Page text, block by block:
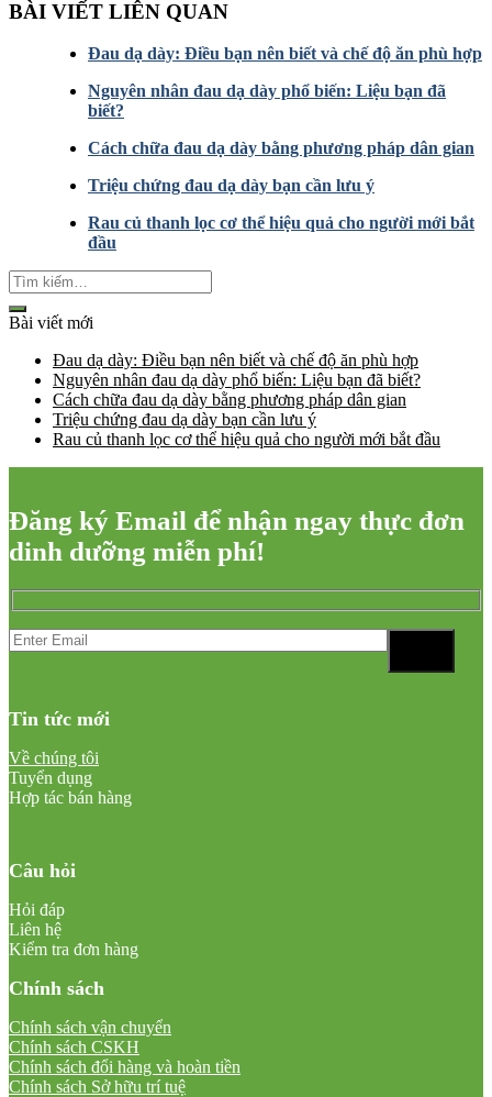
BÀI VIẾT LIÊN QUAN
Đau dạ dày: Điều bạn nên biết và chế độ ăn phù hợp
Nguyên nhân đau dạ dày phổ biến: Liệu bạn đã
biết?
Cách chữa đau dạ dày bằng phương pháp dân gian
Triệu chứng đau dạ dày bạn cần lưu ý
Rau củ thanh lọc cơ thể hiệu quả cho người mới bắt
đầu
Bài viết mới
Đau dạ dày: Điều bạn nên biết và chế độ ăn phù hợp
Nguyên nhân đau dạ dày phổ biến: Liệu bạn đã biết?
Cách chữa đau dạ dày bằng phương pháp dân gian
Triệu chứng đau dạ dày bạn cần lưu ý
Rau củ thanh lọc cơ thể hiệu quả cho người mới bắt đầu
Đăng ký Email để nhận ngay thực đơn
dinh dưỡng miễn phí!
Tin tức mới
Về chúng tôi
Tuyển dụng
Hợp tác bán hàng
Câu hỏi
Hỏi đáp
Liên hệ
Kiểm tra đơn hàng
Chính sách
Chính sách vận chuyển
Chính sách CSKH
Chính sách đổi hàng và hoàn tiền
Chính sách Sở hữu trí tuệ